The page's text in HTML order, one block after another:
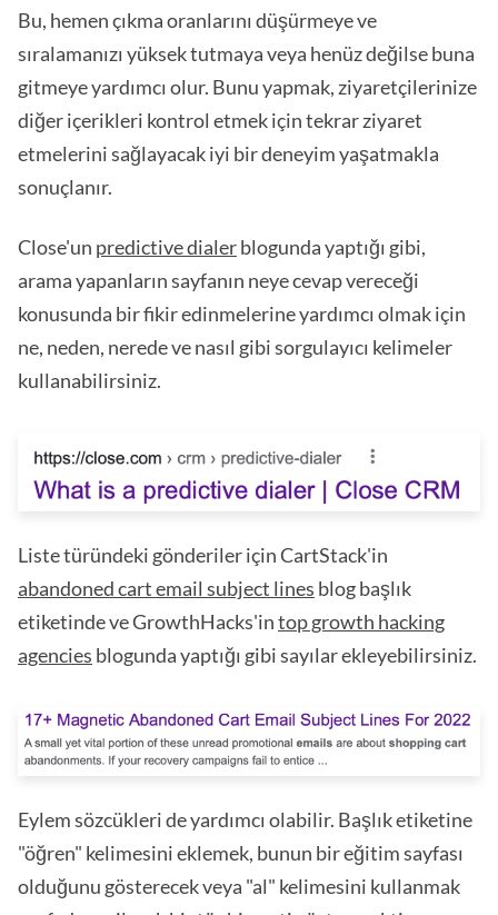
Bu, hemen çıkma oranlarını düşürmeye ve
sıralamanızı yüksek tutmaya veya henüz değilse buna
gitmeye yardımcı olur. Bunu yapmak, ziyaretçilerinize
diğer içerikleri kontrol etmek için tekrar ziyaret
etmelerini sağlayacak iyi bir deneyim yaşatmakla
sonuçlanır.
Close'un predictive dialerblogunda yaptığı gibi,
arama yapanların sayfanın neye cevap vereceği
konusunda bir fikir edinmelerine yardımcı olmak için
ne, neden, nerede ve nasıl gibi sorgulayıcı kelimeler
kullanabilirsiniz.
Liste türündeki gönderiler için CartStack'in
abandoned cart email subject lines blog başlık
etiketinde ve GrowthHacks'intop growth hacking
agencies blogunda yaptığı gibi sayılar ekleyebilirsiniz.
Eylem sözcükleri de yardımcı olabilir. Başlık etiketine
"öğren" kelimesini eklemek, bunun bir eğitim sayfası
olduğunu gösterecek veya "al" kelimesini kullanmak